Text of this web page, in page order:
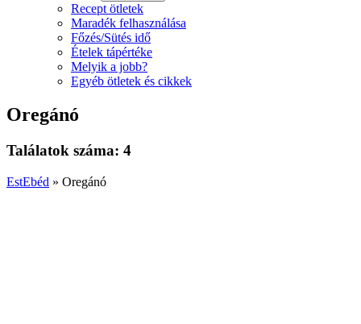
Recept ötletek
Maradék felhasználása
Főzés/Sütés idő
Ételek tápértéke
Melyik a jobb?
Egyéb ötletek és cikkek
Oregánó
Találatok száma: 4
EstEbéd » Oregánó